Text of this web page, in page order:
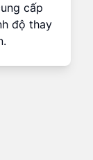
cấp
độ thay